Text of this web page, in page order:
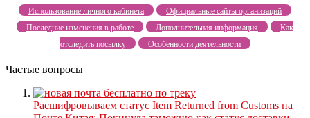
Использование личного кабинета
Официальные сайты организаций
Последние изменения в работе
Дополнительная информация
Как
отследить посылку
Особенности деятельности
Частые вопросы
Расшифровываем статус Item Returned from Customs на